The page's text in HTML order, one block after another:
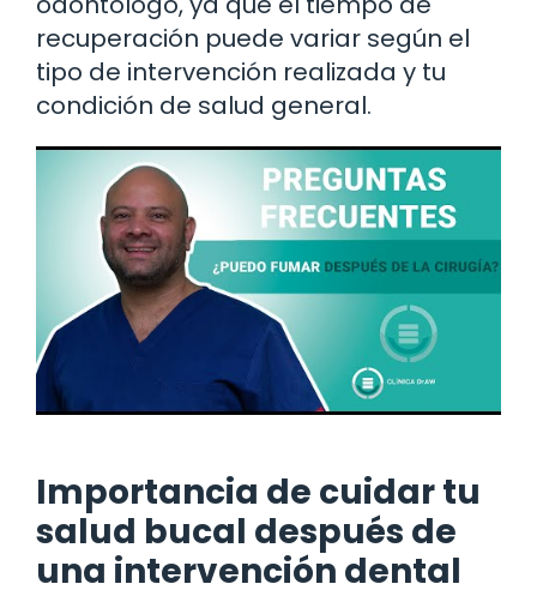
recuperación puede variar según el
tipo de intervención realizada y tu
condición de salud general.
Importancia de cuidar tu
salud bucal después de
una intervención dental